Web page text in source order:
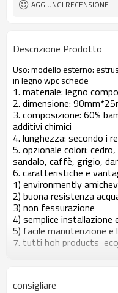
AGGIUNGI RECENSIONE
Descrizione Prodotto
Uso: modello esterno:
in legno wpc schede
1. materiale: legno
2. dimensione:
3. composizione: 60%
additivi chimici
4. lunghezza: secondo i
5. opzionale colori:
sandalo, caffè, grigio,
6. caratteristiche e
1) environmently
2) buona resistenza
3) non fessurazione
4) semplice installazione
5) facile manutenzione e
7. tutti hoh products
iso14001 e, attribuito la
consigliare